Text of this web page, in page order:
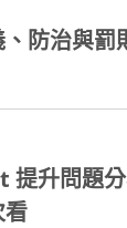
防治與罰
提升問題
看